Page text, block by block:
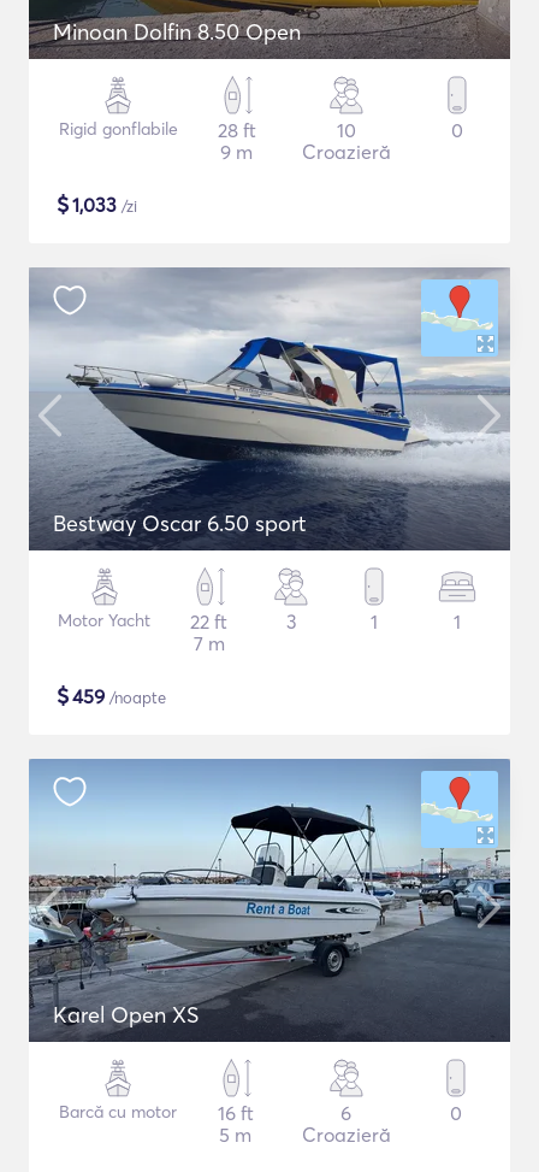
Minoan Dolfin 8.50 Open
Rigid gonflabile
28 ft
9 m
10
Croazieră
0
$1,033 /zi
Bestway Oscar 6.50 sport
Motor Yacht
22 ft
7 m
3 1 1
$459 /noapte
Karel Open XS
Barcă cu motor
16 ft
5 m
6
Croazieră
0